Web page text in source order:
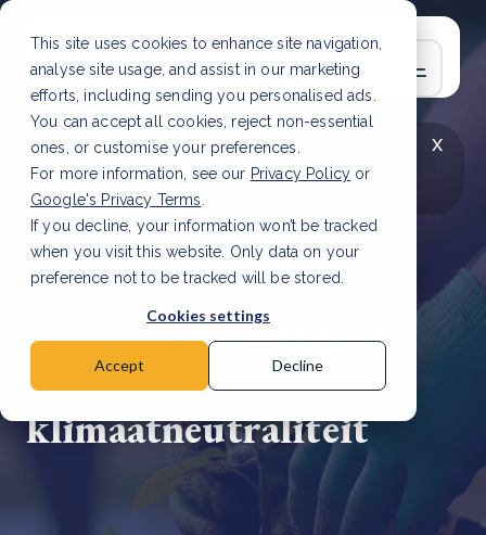
This site uses cookies to enhance site navigation,
analyse site usage, and assist in our marketing
efforts, including sending you personalised ads.
You can accept all cookies, reject non-essential
ones, or customise your preferences.
For more information, see our Privacy Policy or
Google's Privacy Terms
If you decline, your information won’t be tracked
when you visit this website. Only data on your
preference not to be tracked will be stored.
Cookies settings
Accept Decline
x
LAATSTE ARTIKEL
CSRD en uw positie als
leverancier: wat verandert er in 2026?Lees
artikel
Japan investeert $70
miljard in
klimaatneutraliteit